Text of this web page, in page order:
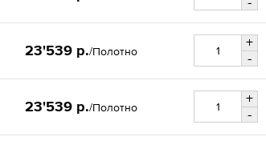
23'539 р./Полотно
+
-
23'539 р./Полотно
+
-